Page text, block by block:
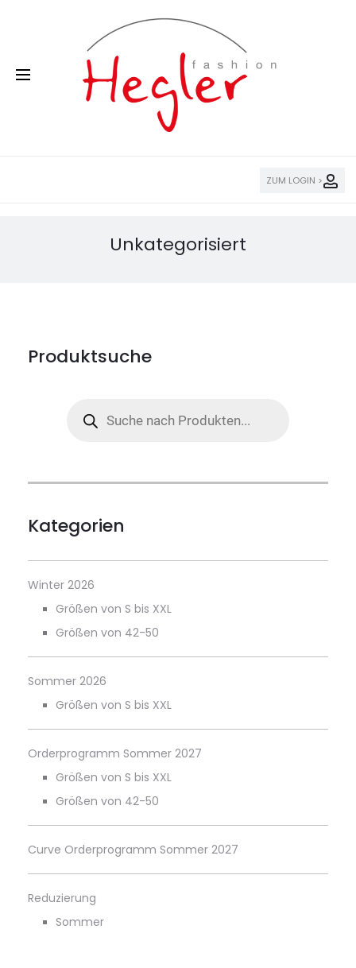
ZUM LOGIN >
Unkategorisiert
Produktsuche
search
Kategorien
Winter 2026
Größen von S bis XXL
Größen von 42-50
Sommer 2026
Größen von S bis XXL
Orderprogramm Sommer 2027
Größen von S bis XXL
Größen von 42-50
Curve Orderprogramm Sommer 2027
Reduzierung
Sommer